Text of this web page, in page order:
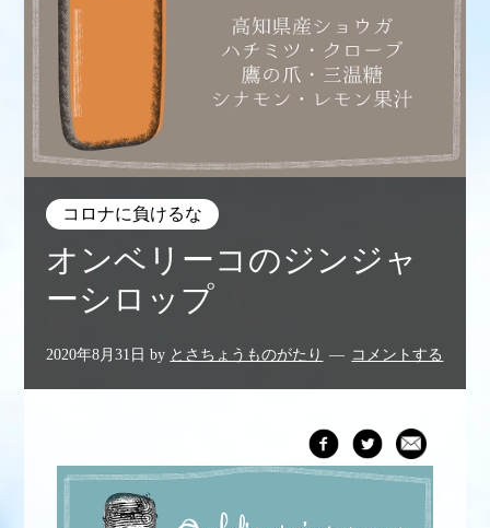
コロナに負けるな
オンベリーコのジンジャ
ーシロップ
2020年8月31日 by とさちょうものがたり コメントする